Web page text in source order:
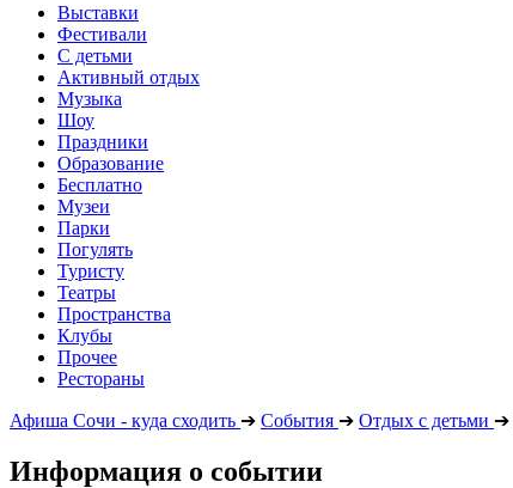
Выставки
Фестивали
С детьми
Активный отдых
Музыка
Шоу
Праздники
Образование
Бесплатно
Музеи
Парки
Погулять
Туристу
Театры
Пространства
Клубы
Прочее
Рестораны
Афиша Сочи - куда сходить ➔ События ➔ Отдых с детьми ➔
Информация о событии